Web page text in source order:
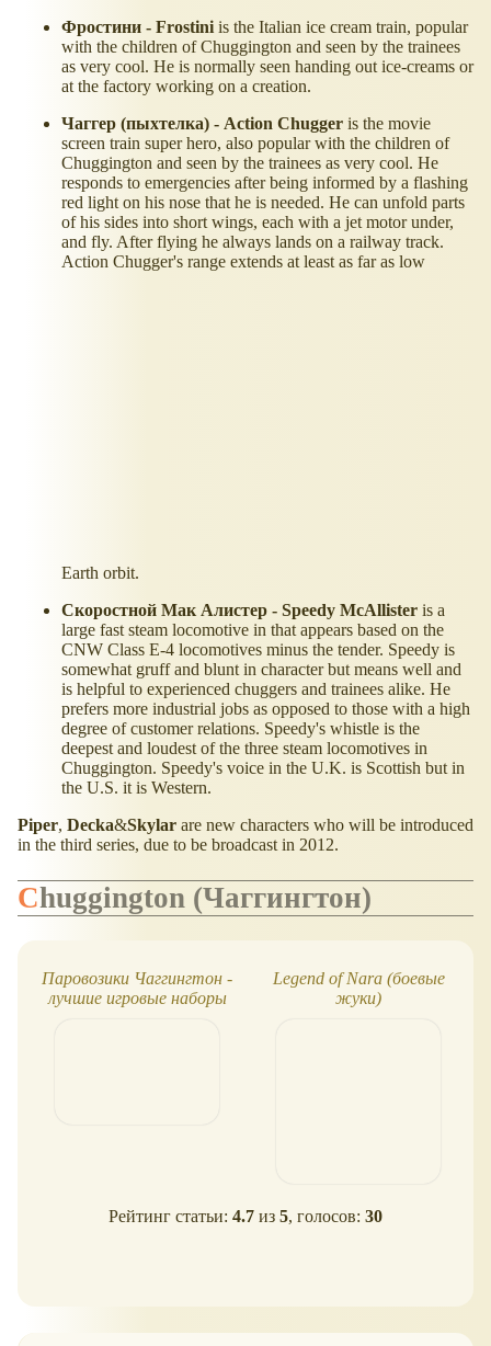
Фростини - Frostini is the Italian ice cream train, popular
with the children of Chuggington and seen by the trainees
as very cool. He is normally seen handing out ice-creams or
at the factory working on a creation.
Чаггер (пыхтелка) - Action Chugger is the movie
screen train super hero, also popular with the children of
Chuggington and seen by the trainees as very cool. He
responds to emergencies after being informed by a flashing
red light on his nose that he is needed. He can unfold parts
of his sides into short wings, each with a jet motor under,
and fly. After flying he always lands on a railway track.
Action Chugger's range extends at least as far as low
Earth orbit.
Скоростной Мак Алистер - Speedy McAllister is a
large fast steam locomotive in that appears based on the
CNW Class E-4 locomotives minus the tender. Speedy is
somewhat gruff and blunt in character but means well and
is helpful to experienced chuggers and trainees alike. He
prefers more industrial jobs as opposed to those with a high
degree of customer relations. Speedy's whistle is the
deepest and loudest of the three steam locomotives in
Chuggington. Speedy's voice in the U.K. is Scottish but in
the U.S. it is Western.
Piper, Decka&Skylar are new characters who will be introduced
in the third series, due to be broadcast in 2012.
Chuggington (Чаггингтон)
Паровозики Чаггингтон -
лучшие игровые наборы
Legend of Nara (боевые
жуки)
Рейтинг статьи: 4.7 из 5, голосов: 30